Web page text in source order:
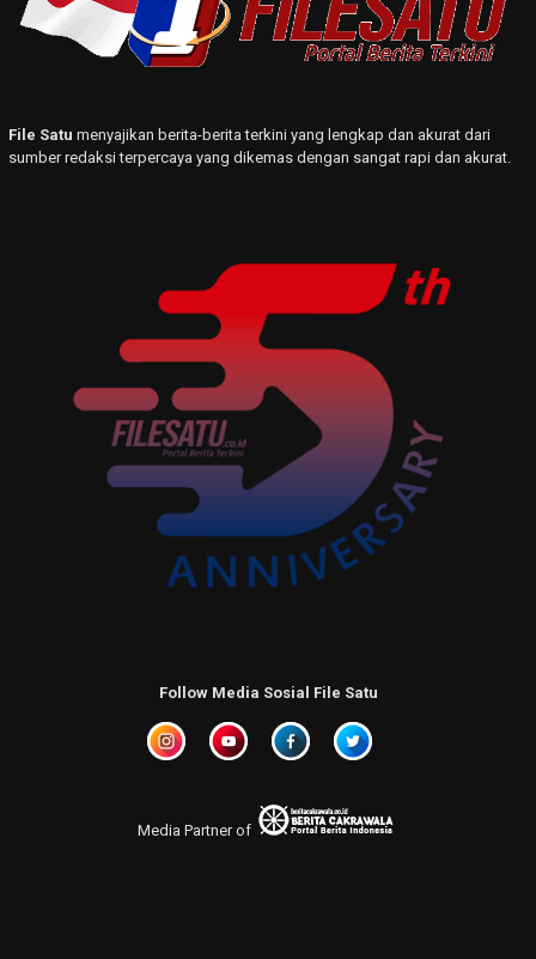
File Satu menyajikan berita-berita terkini yang lengkap dan akurat dari
sumber redaksi terpercaya yang dikemas dengan sangat rapi dan akurat.
Follow Media Sosial File Satu
Media Partner of